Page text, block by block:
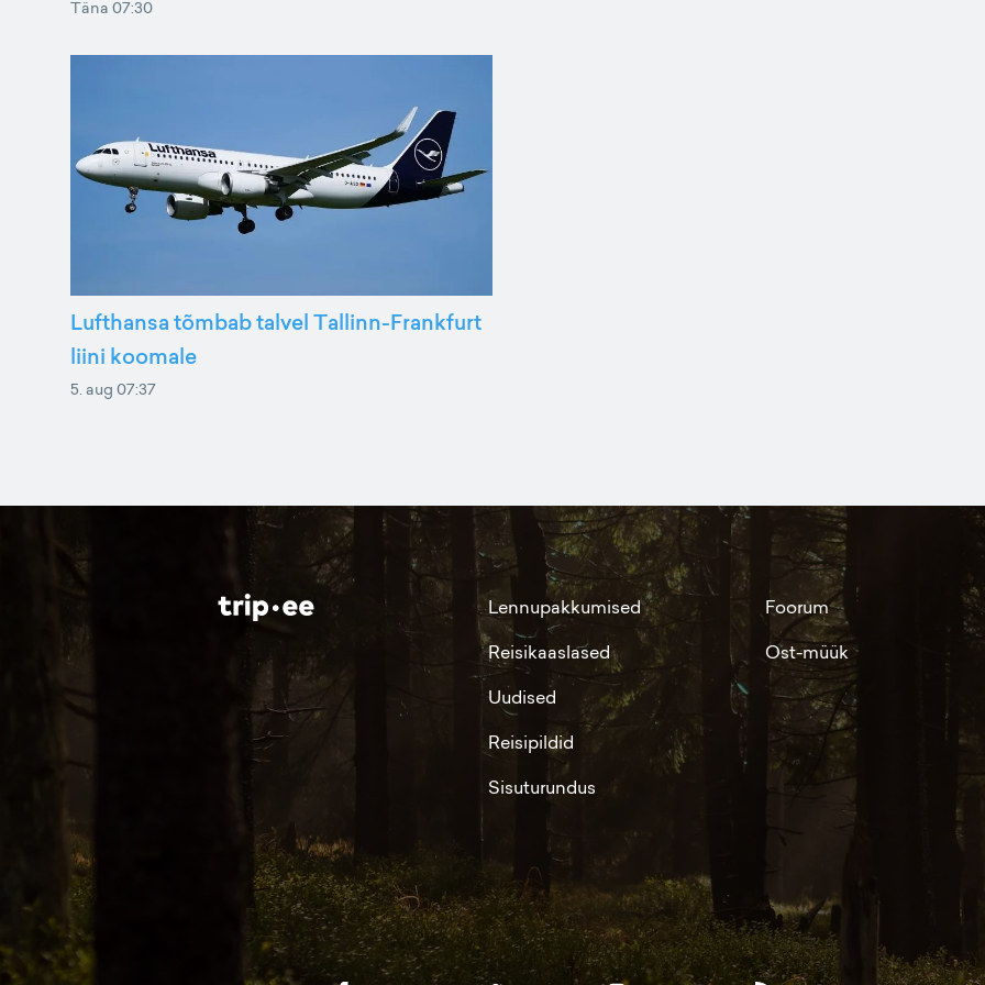
Täna 07:30
Lufthansa tõmbab talvel Tallinn-Frankfurt
liini koomale
5. aug 07:37
Lennupakkumised
Reisikaaslased
Uudised
Reisipildid
Sisuturundus
Foorum
Ost-müük